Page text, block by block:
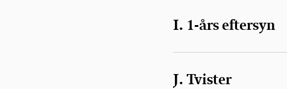
I. 1-års eftersyn
J. Tvister